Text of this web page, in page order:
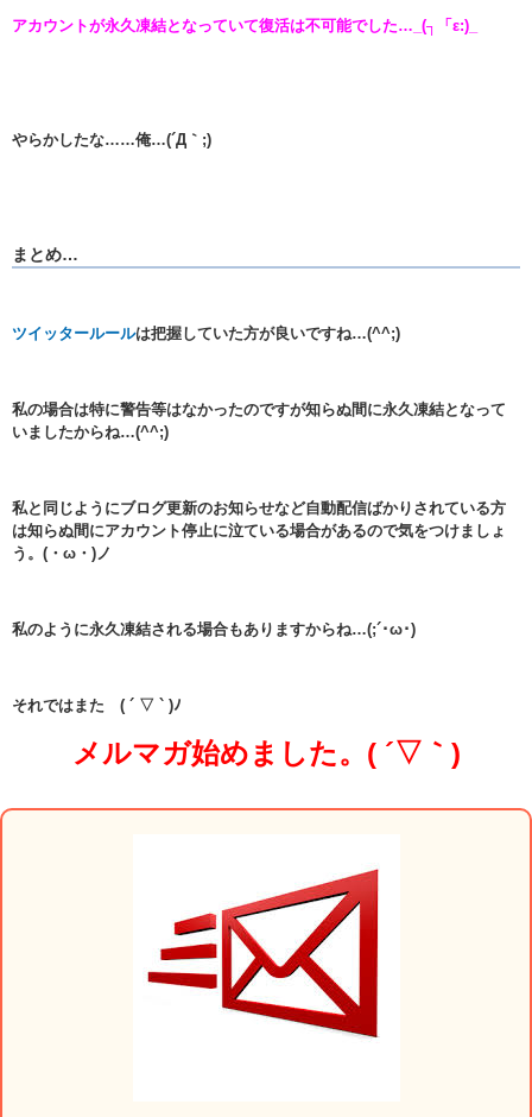
アカウントが永久凍結となっていて復活は不可能でした…_(┐「ε:)_
やらかしたな……俺…(´Д｀;)
まとめ…
ツイッタールールは把握していた方が良いですね…(^^;)
私の場合は特に警告等はなかったのですが知らぬ間に永久凍結となって
いましたからね…(^^;)
私と同じようにブログ更新のお知らせなど自動配信ばかりされている方
は知らぬ間にアカウント停止に泣ている場合があるので気をつけましょ
う。(・ω・)ノ
私のように永久凍結される場合もありますからね…(;´･ω･)
それではまた ( ´ ▽ ` )ﾉ
メルマガ始めました。( ´▽｀)